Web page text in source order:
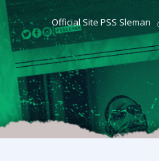
Official Site PSS Sleman